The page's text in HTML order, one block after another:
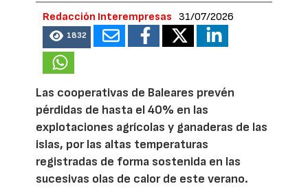
Redacción Interempresas 31/07/2026
1832
Las cooperativas de Baleares prevén
pérdidas de hasta el 40% en las
explotaciones agrícolas y ganaderas de las
islas, por las altas temperaturas
registradas de forma sostenida en las
sucesivas olas de calor de este verano.